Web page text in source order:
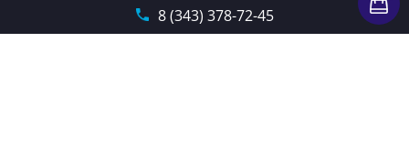
8 (343) 378-72-45